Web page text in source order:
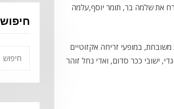
את שלמה בר, תומר יוסף,עלמה
ובינלאומית משובחת, במופעי זריחה אקזוטיים
ישובי ככר סדום, ואדי נחל זוהר